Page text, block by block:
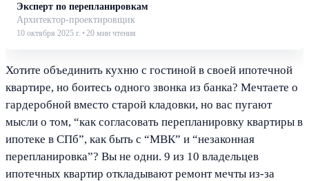
Эксперт по перепланировкам
Архитектор-проектировщик
10 октября 2025 г. • 20 мин чтения
Хотите объединить кухню с гостиной в своей ипотечной
квартире, но боитесь одного звонка из банка? Мечтаете о
гардеробной вместо старой кладовки, но вас пугают
мысли о том, “как согласовать перепланировку квартиры в
ипотеке в СПб”, как быть с “МВК” и “незаконная
перепланировка”? Вы не одни. 9 из 10 владельцев
ипотечных квартир откладывают ремонт мечты из-за